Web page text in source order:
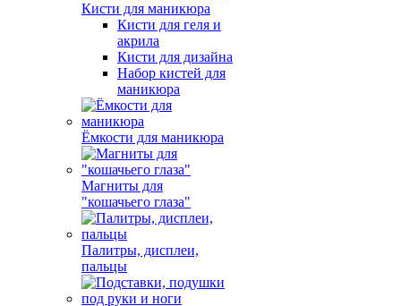
Кисти для маникюра
Кисти для геля и
акрила
Кисти для дизайна
Набор кистей для
маникюра
Ёмкости для маникюра
Магниты для
"кошачьего глаза"
Палитры, дисплеи,
пальцы